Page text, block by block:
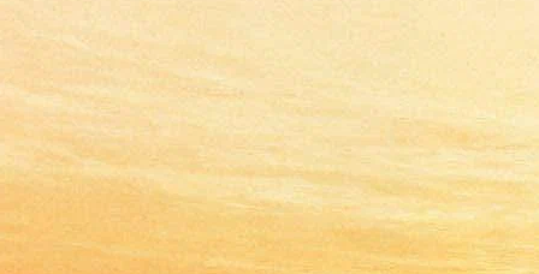
Названы любимые книги
российских заключенных
30 июля 2020,13:22 Версия для печати